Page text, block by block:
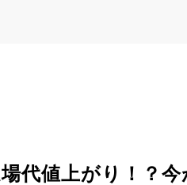
代値上がり！？今